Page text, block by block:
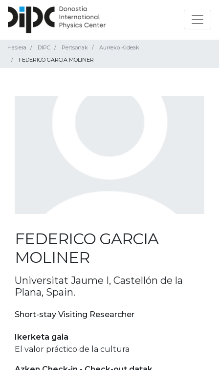
Hasiera DIPC Pertsonak
Aurreko Kideak
FEDERICO GARCIA MOLINER
FEDERICO GARCIA
MOLINER
Universitat Jaume I, Castellón de la
Plana, Spain.
Short-stay Visiting Researcher
Ikerketa gaia
El valor práctico de la cultura